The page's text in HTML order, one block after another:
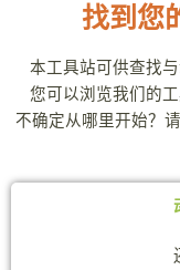
找到您
本工具站可供查找
您可以浏览我们的
不确定从哪里开始？